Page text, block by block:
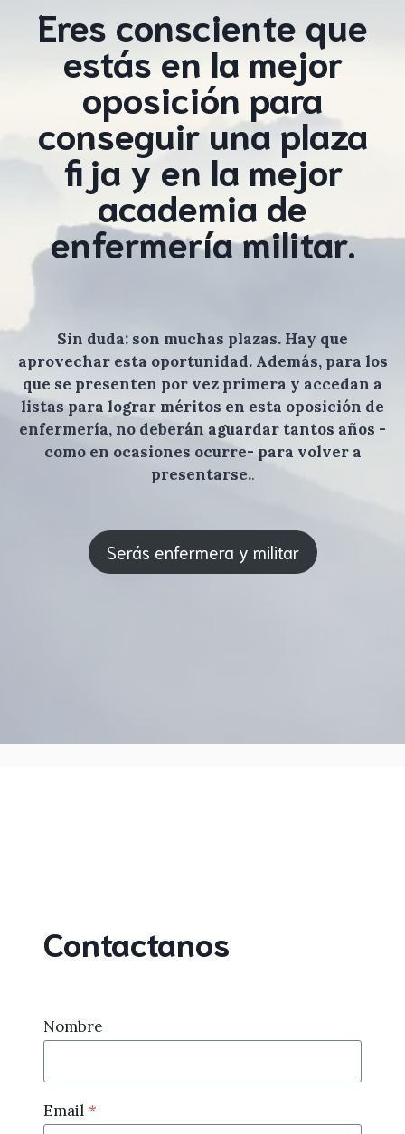
Eres consciente que
estás en la mejor
oposición para
conseguir una plaza
fija y en la mejor
academia de
enfermería militar.
Sin duda: son muchas plazas. Hay que
aprovechar esta oportunidad. Además, para los
que se presenten por vez primera y accedan a
listas para lograr méritos en esta oposición de
enfermería, no deberán aguardar tantos años -
como en ocasiones ocurre- para volver a
presentarse..
Serás enfermera y militar
Contactanos
Nombre
Email *